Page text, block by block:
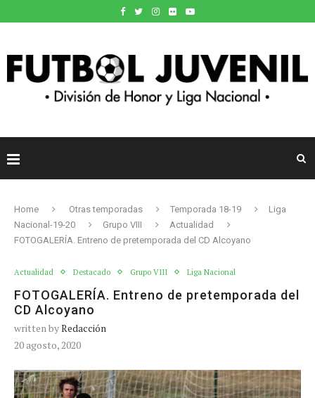
Home Otras temporadas Temporada 18-19
Liga
Nacional-19-20
Grupo VIII
Actualidad
FOTOGALERÍA. Entreno de pretemporada del CD Alcoyano
Actualidad Destacado Grupo VIII Liga Nacional
FOTOGALERÍA. Entreno de pretemporada del
CD Alcoyano
written byRedacción
20 agosto, 2020